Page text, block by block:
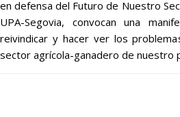
en defensa del Futuro de Nuestro
UPA-Segovia, convocan una
reivindicar y hacer ver los
sector agrícola-ganadero de nuestro